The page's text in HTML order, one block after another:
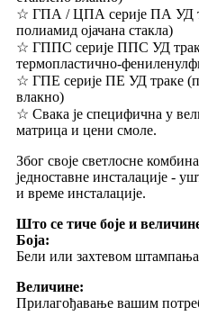
☆ ГПА / ЦПА серије ПА УД
полиамид ојачана стакла)
☆ ГППС серије ППС УД
термопластично-
☆ ГПЕ серије ПЕ УД траке
влакно)
☆ Свака је специфична у
матрица и цени смоле.
Због своје светлосне
једноставне инсталације -
и време инсталације.
Што се тиче боје и
Боја:
Бели или захтевом штампања
Величине:
Прилагођавање вашим